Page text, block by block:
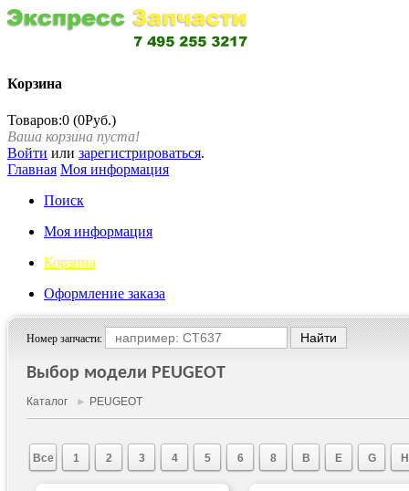
Корзина
Товаров:0 (0Руб.)
Ваша корзина пуста!
Войти или зарегистрироваться.
Главная Моя информация
Поиск
Моя информация
Корзина
Оформление заказа
Номер запчасти:
Выбор модели PEUGEOT
Каталог ► PEUGEOT
Все 1 2 3 4 5 6 8 B E G H